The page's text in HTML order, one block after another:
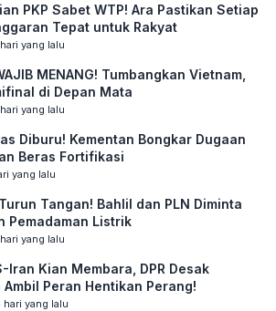
PKP Sabet WTP! Ara Pastikan Setiap
Tepat untuk Rakyat
yang lalu
MENANG! Tumbangkan Vietnam,
di Depan Mata
yang lalu
Diburu! Kementan Bongkar Dugaan
Beras Fortifikasi
yang lalu
Tangan! Bahlil dan PLN Diminta
Pemadaman Listrik
yang lalu
Iran Kian Membara, DPR Desak
Peran Hentikan Perang!
yang lalu